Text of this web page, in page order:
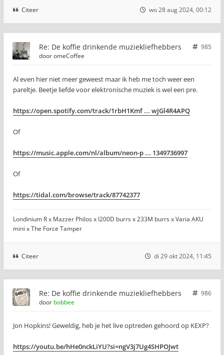
Citeer wo 28 aug 2024, 00:12
Re: De koffie drinkende muziekliefhebbers
985
dooromeCoffee
Al even hier niet meer geweest maar ik heb me toch weer een
pareltje. Beetje liefde voor elektronische muziek is wel een pre.
https://open.spotify.com/track/1rbH1Kmf ... wJGl4R4APQ
Of
https://music.apple.com/nl/album/neon-p ... 1349736997
Of
https://tidal.com/browse/track/87742377
Londinium R x Mazzer Philos x I200D burrs x 233M burrs x Varia AKU
mini x The Force Tamper
Citeer di 29 okt 2024, 11:45
Re: De koffie drinkende muziekliefhebbers
986
door bobbee
Jon Hopkins! Geweldig, heb je het live optreden gehoord op KEXP?
https://youtu.be/hHe0nckLiYU?si=ngV3j7Ug4SHPOJwt